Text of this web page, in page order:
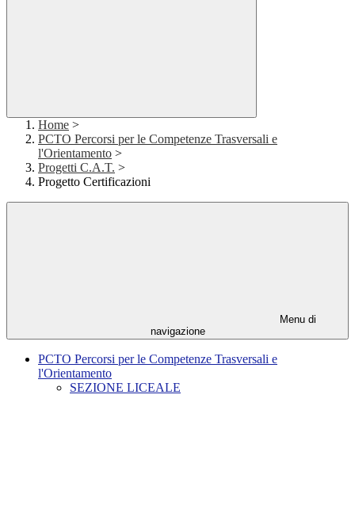
Home >
PCTO Percorsi per le Competenze Trasversali e
l'Orientamento >
Progetti C.A.T. >
Progetto Certificazioni
Menu di
navigazione
PCTO Percorsi per le Competenze Trasversali e
l'Orientamento
SEZIONE LICEALE